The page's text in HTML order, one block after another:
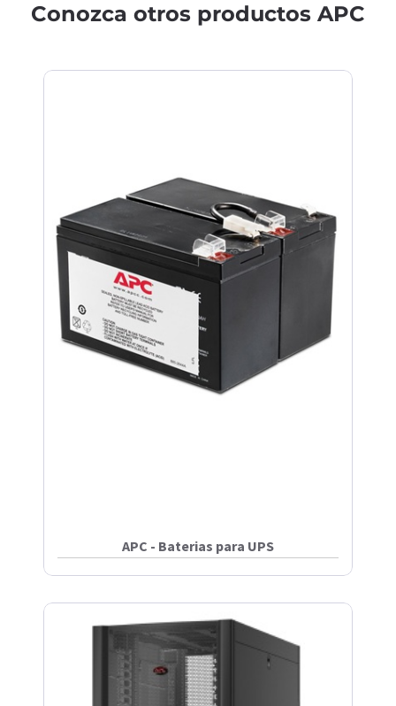
Conozca otros productos APC
APC - Baterias para UPS